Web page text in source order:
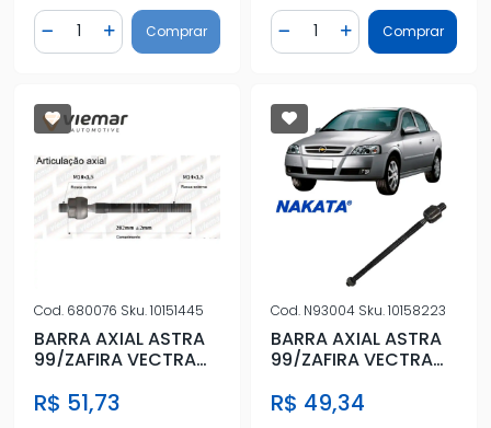
Diminuir Quantidade
Quantidade
Adicionar Quantidade
Comprar Diminuir Quantidade
Quantidade
AdicionarComprar
Cod. 680076 Sku.10151445
BARRA AXIAL ASTRA
99/ZAFIRA VECTRA
TRW
R$ 51,73
Cod. N93004 Sku.10158223
BARRA AXIAL ASTRA
99/ZAFIRA VECTRA
TRW
R$ 49,34